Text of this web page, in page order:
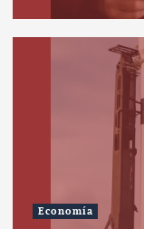
Economía